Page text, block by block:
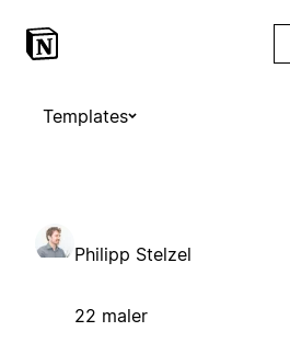
Templates
Philipp Stelzel
22 maler